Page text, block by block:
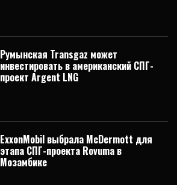
Румынская Transgaz может
инвестировать в американский СПГ-
проект Argent LNG
ExxonMobil выбрала McDermott для
этапа СПГ-проекта Rovuma в
Мозамбике